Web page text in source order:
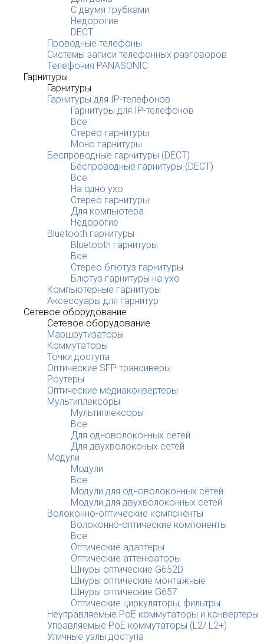
С двумя трубками
Недорогие
DECT
Проводные телефоны
Системы записи телефонных разговоров
Телефония PANASONIC
Гарнитуры
Гарнитуры
Гарнитуры для IP-телефонов
Гарнитуры для IP-телефонов
Все
Стерео гарнитуры
Моно гарнитуры
Беспроводные гарнитуры (DECT)
Беспроводные гарнитуры (DECT)
Все
На одно ухо
Стерео гарнитуры
Для компьютера
Недорогие
Bluetooth гарнитуры
Bluetooth гарнитуры
Все
Стерео блютуз гарнитуры
Блютуз гарнитуры на ухо
Компьютерные гарнитуры
Аксессуары для гарнитур
Сетевое оборудование
Сетевое оборудование
Маршрутизаторы
Коммутаторы
Точки доступа
Оптические SFP трансиверы
Роутеры
Оптические медиаконвертеры
Мультиплексоры
Мультиплексоры
Все
Для одноволоконных сетей
Для двухволоконых сетей
Модули
Модули
Все
Модули для одноволоконных сетей
Модули для двухволоконных сетей
Волоконно-оптические компоненты
Волоконно-оптические компоненты
Все
Оптические адаптеры
Оптические аттенюаторы
Шнуры оптические G652D
Шнуры оптические монтажные
Шнуры оптические G657
Оптические циркуляторы, фильтры
Неуправляемые PoE коммутаторы и конвертеры
Управляемые PoE коммутаторы (L2/ L2+)
Уличные узлы доступа